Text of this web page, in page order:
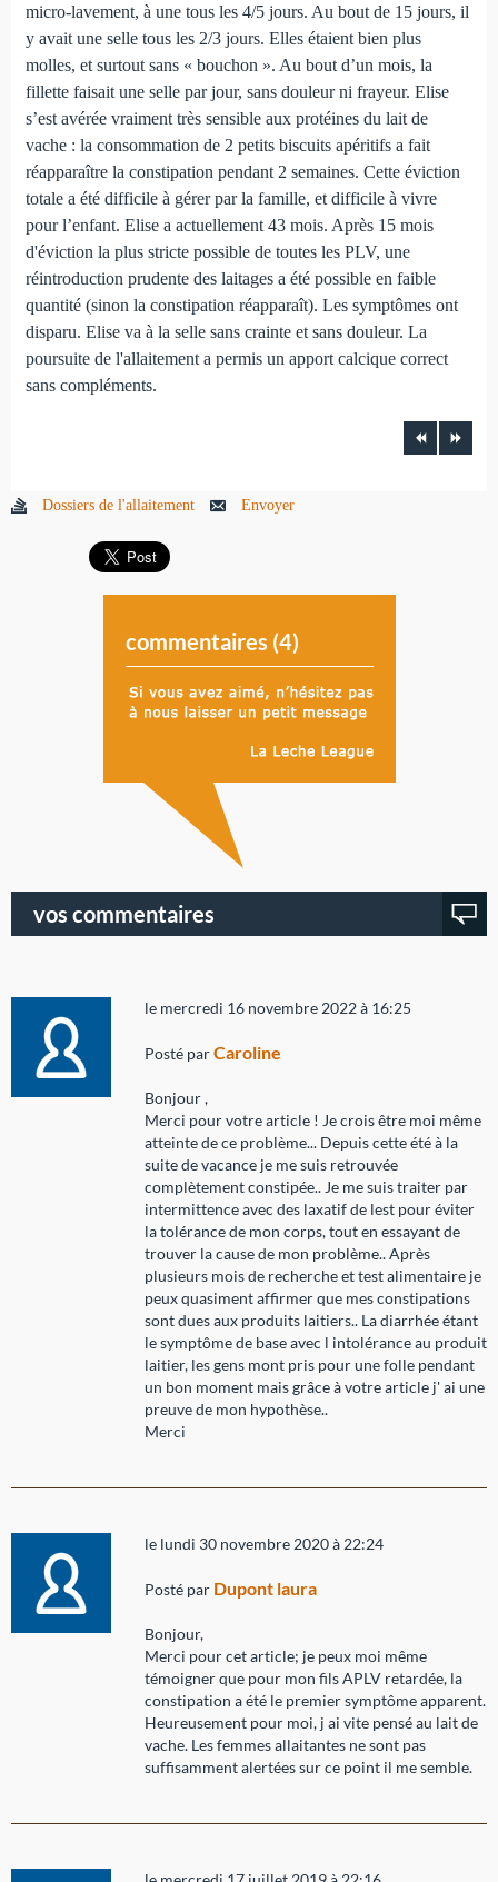
micro-lavement, à une tous les 4/5 jours. Au bout de 15 jours, il
y avait une selle tous les 2/3 jours. Elles étaient bien plus
molles, et surtout sans « bouchon ». Au bout d’un mois, la
fillette faisait une selle par jour, sans douleur ni frayeur. Elise
s’est avérée vraiment très sensible aux protéines du lait de
vache : la consommation de 2 petits biscuits apéritifs a fait
réapparaître la constipation pendant 2 semaines. Cette éviction
totale a été difficile à gérer par la famille, et difficile à vivre
pour l’enfant. Elise a actuellement 43 mois. Après 15 mois
d'éviction la plus stricte possible de toutes les PLV, une
réintroduction prudente des laitages a été possible en faible
quantité (sinon la constipation réapparaît). Les symptômes ont
disparu. Elise va à la selle sans crainte et sans douleur. La
poursuite de l'allaitement a permis un apport calcique correct
sans compléments.
Dossiers de l'allaitement Envoyer
commentaires (4)
vos commentaires
le mercredi 16 novembre 2022 à 16:25
Posté parCaroline
Bonjour ,
Merci pour votre article ! Je crois être moi même
atteinte de ce problème... Depuis cette été à la
suite de vacance je me suis retrouvée
complètement constipée.. Je me suis traiter par
intermittence avec des laxatif de lest pour éviter
la tolérance de mon corps, tout en essayant de
trouver la cause de mon problème.. Après
plusieurs mois de recherche et test alimentaire je
peux quasiment affirmer que mes constipations
sont dues aux produits laitiers.. La diarrhée étant
le symptôme de base avec l intolérance au produit
laitier, les gens mont pris pour une folle pendant
un bon moment mais grâce à votre article j' ai une
preuve de mon hypothèse..
Merci
le lundi 30 novembre 2020 à 22:24
Posté par Dupont laura
Bonjour,
Merci pour cet article; je peux moi même
témoigner que pour mon fils APLV retardée, la
constipation a été le premier symptôme apparent.
Heureusement pour moi, j ai vite pensé au lait de
vache. Les femmes allaitantes ne sont pas
suffisamment alertées sur ce point il me semble.